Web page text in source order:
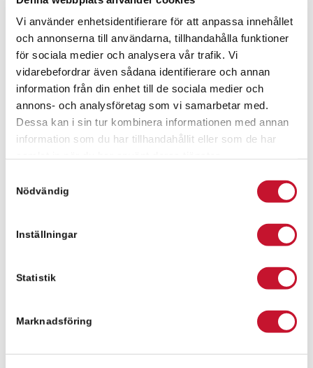
Vi använder enhetsidentifierare för att anpassa innehållet
och annonserna till användarna, tillhandahålla funktioner
för sociala medier och analysera vår trafik. Vi
vidarebefordrar även sådana identifierare och annan
information från din enhet till de sociala medier och
annons- och analysföretag som vi samarbetar med.
Dessa kan i sin tur kombinera informationen med annan
information som du har tillhandahållit eller som de har
Nödvändig
Inställningar
Statistik
Marknadsföring
Övrigt
3.000 kvm av
Nosli AB förvärvar